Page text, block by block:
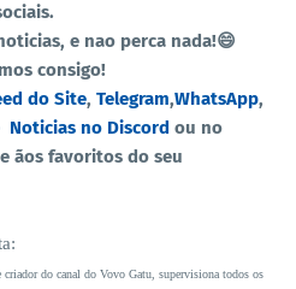
e nao perca nada!😄
consigo!
do Site, Telegram,WhatsApp,
Noticias no Discord ou no
ãos favoritos do seu
criador do canal do Vovo Gatu, supervisiona todos os